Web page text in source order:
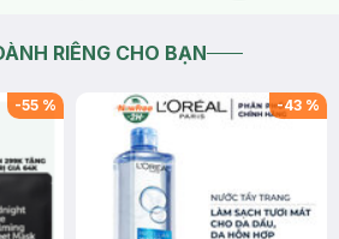
RIÊNG CHO BẠN
-55 % -43 %